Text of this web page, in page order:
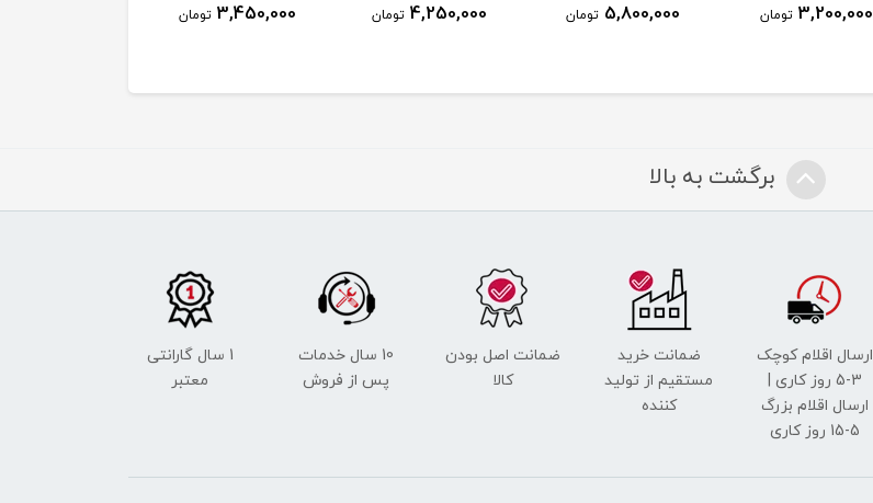
3,200,000 تومان 5,800,000 تومان 4,250,000 تومان 3,450,000 تومان
برگشت به بالا
ارسال اقلام کوچک
3-5 روز کاری |
ارسال اقلام بزرگ
5-15 روز کاری
ضمانت خرید
مستقیم از تولید
کننده
ضمانت اصل بودن
کالا
10 سال خدمات
پس از فروش
1 سال گارانتی
معتبر